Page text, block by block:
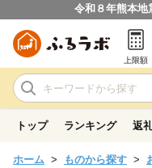
令和８年熊本地
上限額
トップ ランキング 返
ホーム ものから探す